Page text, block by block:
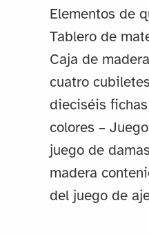
Elementos de
Tablero de
Caja de
cuatro
dieciséis
colores –
juego de
madera
del juego de